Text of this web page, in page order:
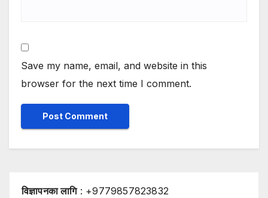
Save my name, email, and website in this
browser for the next time I comment.
विज्ञापनका लागि: +9779857823832